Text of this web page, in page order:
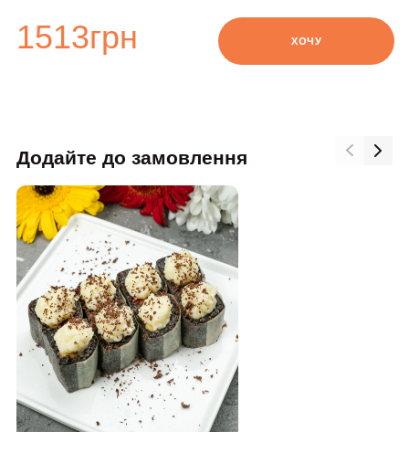
1513грн ХОЧУ
Додайте до замовлення